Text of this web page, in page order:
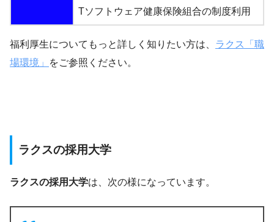
Tソフトウェア健康保険組合の制度利用
福利厚生についてもっと詳しく知りたい方は、 ラクス「職
場環境」
をご参照ください。
ラクスの採用大学
ラクスの採用大学は、次の様になっています。